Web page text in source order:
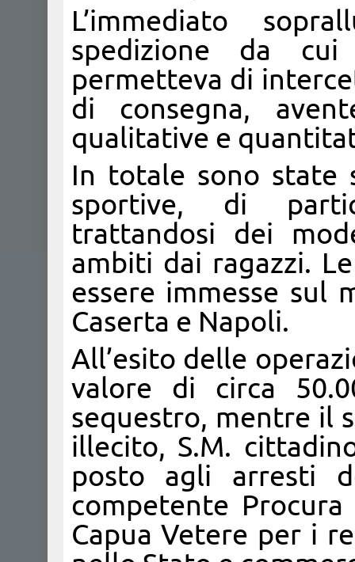
L’immediato
spedizione da
permetteva di
di consegna,
qualitative e
In totale sono state
sportive, di
trattandosi dei
ambiti dai ragazzi.
essere immesse sul
Caserta e Napoli.
All’esito delle
valore di circa
sequestro, mentre il
illecito, S.M.
posto agli arresti
competente
Capua Vetere per i